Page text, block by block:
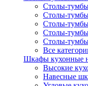
Столы-
Столы-
Столы-
Столы-
Столы-
Все
Шкафы кухонные
Высокие
Навесные